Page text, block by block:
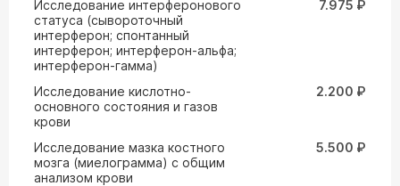
Исследование интерферонового
статуса (сывороточный
интерферон; спонтанный
интерферон; интерферон-альфа;
интерферон-гамма)
7.975 ₽
Исследование кислотно-
основного состояния и газов
крови
2.200 ₽
Исследование мазка костного
мозга (миелограмма) с общим
анализом крови
5.500 ₽